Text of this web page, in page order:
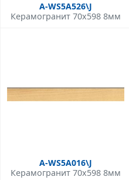
A-WS5A526\J
Керамогранит 70x598 8мм
A-WS5A016\J
Керамогранит 70x598 8мм